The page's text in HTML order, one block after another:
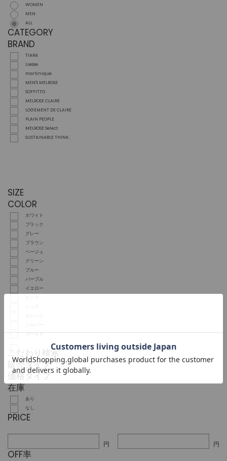
WOMEN
MEN
ALL
CATEGORY
BRAND
TIARA
Liesse
martinique
MEN'S MELROSE
SOFFITTO
MELROSE CLAIRE
LOGEMENT DE CLAIRE
PLAIN PEOPLE
MELROSE Select
SUSTAINABLE THINK.
SIZE
COLOR
ホワイト
ブラック
グレー
ブラウン
ベージュ
グリーン
ブルー
パープル
イエロー
シルバー
ゴールド
こだわり検索
販売タイプ
価格タイプ
在庫
あり
なし
PRICE
円 円
OFF率